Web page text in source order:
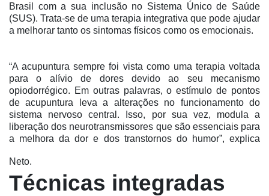
Brasil com a sua inclusão no Sistema Único de Saúde
(SUS). Trata-se de uma terapia integrativa que pode ajudar
a melhorar tanto os sintomas físicos como os emocionais.
“A acupuntura sempre foi vista como uma terapia voltada
para o alívio de dores devido ao seu mecanismo
opiodorrégico. Em outras palavras, o estímulo de pontos
de acupuntura leva a alterações no funcionamento do
sistema nervoso central. Isso, por sua vez, modula a
liberação dos neurotransmissores que são essenciais para
a melhora da dor e dos transtornos do humor”, explica
Neto.
Técnicas integradas